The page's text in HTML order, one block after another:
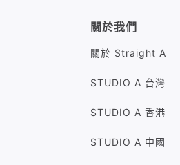
關於我們
關於 Straight A
STUDIO A 台灣
STUDIO A 香港
STUDIO A 中國